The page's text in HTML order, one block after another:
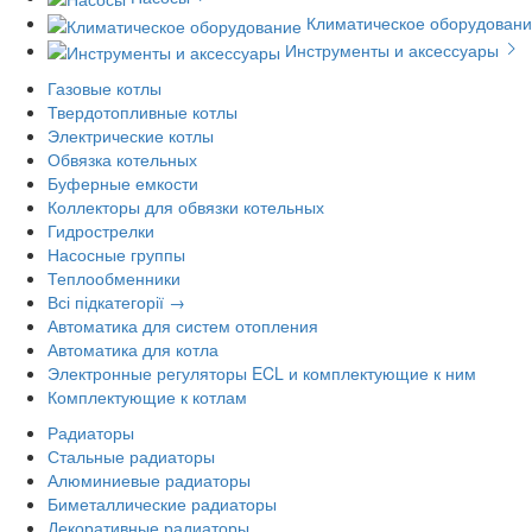
Климатическое
Инструменты и аксессуары
Газовые котлы
Твердотопливные котлы
Электрические котлы
Обвязка котельных
Буферные емкости
Коллекторы для обвязки котельных
Гидрострелки
Насосные группы
Теплообменники
Всі підкатегорії →
Автоматика для систем отопления
Автоматика для котла
Электронные регуляторы ECL и комплектующие к ним
Комплектующие к котлам
Радиаторы
Стальные радиаторы
Алюминиевые радиаторы
Биметаллические радиаторы
Декоративные радиаторы